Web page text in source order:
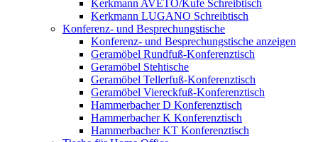
Kerkmann AVETO/Kufe Schreibtisch
Kerkmann LUGANO Schreibtisch
Konferenz- und Besprechungstische
Konferenz- und Besprechungstische anzeigen
Geramöbel Rundfuß-Konferenztisch
Geramöbel Stehtische
Geramöbel Tellerfuß-Konferenztisch
Geramöbel Viereckfuß-Konferenztisch
Hammerbacher D Konferenztisch
Hammerbacher K Konferenztisch
Hammerbacher KT Konferenztisch